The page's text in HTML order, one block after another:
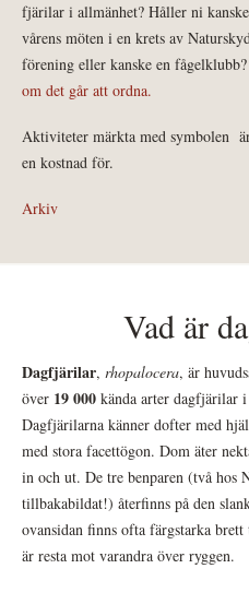
fjärilar i allmänhet? Håller ni
vårens möten i en krets av
förening eller kanske en fågelklubb?
om det går att ordna.
Aktiviteter märkta med symbolen
en kostnad för.
Arkiv
Vad är
Dagfjärilar, rhopalocera, är
över 19 000 kända arter dagfjärilar
Dagfjärilarna känner dofter med
med stora facettögon. Dom äter
in och ut. De tre benparen (två hos
tillbakabildat!) återfinns på den
ovansidan finns ofta färgstarka
är resta mot varandra över ryggen.